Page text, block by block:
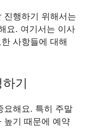
진행하기 위해서는
요. 여기서는 이사
사항들에 대해
기
요해요. 특히 주말
높기 때문에 예약